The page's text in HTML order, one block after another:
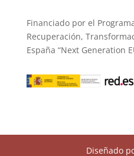
Financiado por el
Recuperación,
España “Next Generation
Diseñado